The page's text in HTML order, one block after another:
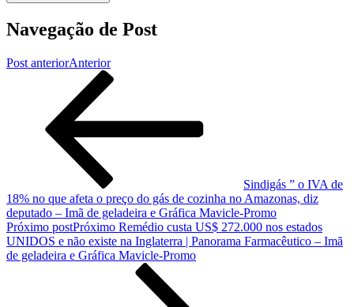
Navegação de Post
Post anteriorAnterior
Sindigás ” o IVA de
18% no que afeta o preço do gás de cozinha no Amazonas, diz
deputado – Imã de geladeira e Gráfica Mavicle-Promo
Próximo postPróximo Remédio custa US$ 272.000 nos estados
UNIDOS e não existe na Inglaterra | Panorama Farmacêutico – Imã
de geladeira e Gráfica Mavicle-Promo